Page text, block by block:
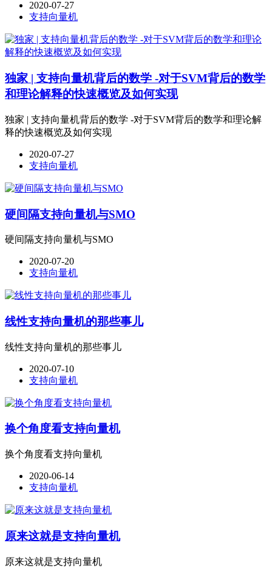
2020-07-27
支持向量机
独家 | 支持向量机背后的数学 -对于SVM背后的数学
和理论解释的快速概览及如何实现
独家 | 支持向量机背后的数学 -对于SVM背后的数学和理论解
释的快速概览及如何实现
2020-07-27
支持向量机
硬间隔支持向量机与SMO
硬间隔支持向量机与SMO
2020-07-20
支持向量机
线性支持向量机的那些事儿
线性支持向量机的那些事儿
2020-07-10
支持向量机
换个角度看支持向量机
换个角度看支持向量机
2020-06-14
支持向量机
原来这就是支持向量机
原来这就是支持向量机